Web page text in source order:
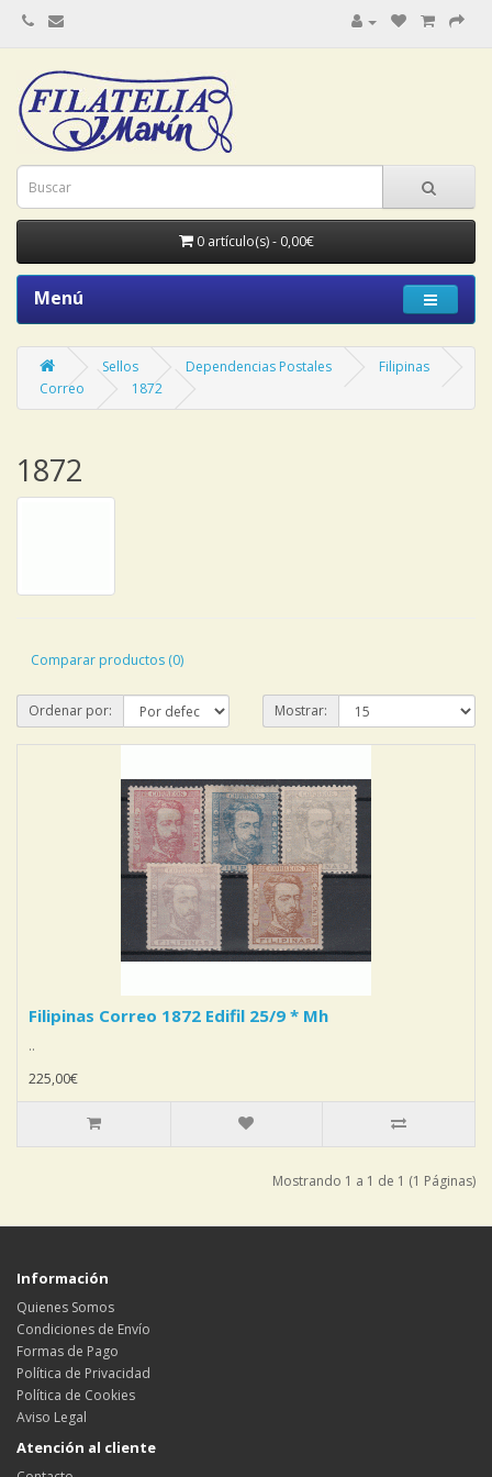
0 artículo(s) - 0,00€
Menú
Sellos Dependencias Postales
Filipinas
Correo
1872
1872
Comparar productos (0)
Ordenar por: Mostrar:
Filipinas Correo 1872 Edifil 25/9 * Mh
..
225,00€
Mostrando 1 a 1 de 1 (1 Páginas)
Información
Quienes Somos
Condiciones de Envío
Formas de Pago
Política de Privacidad
Política de Cookies
Aviso Legal
Atención al cliente